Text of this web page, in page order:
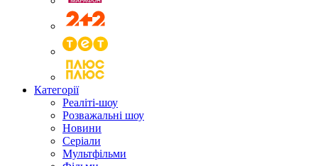
Категорії
Реаліті-шоу
Розважальні шоу
Новини
Серіали
Мультфільми